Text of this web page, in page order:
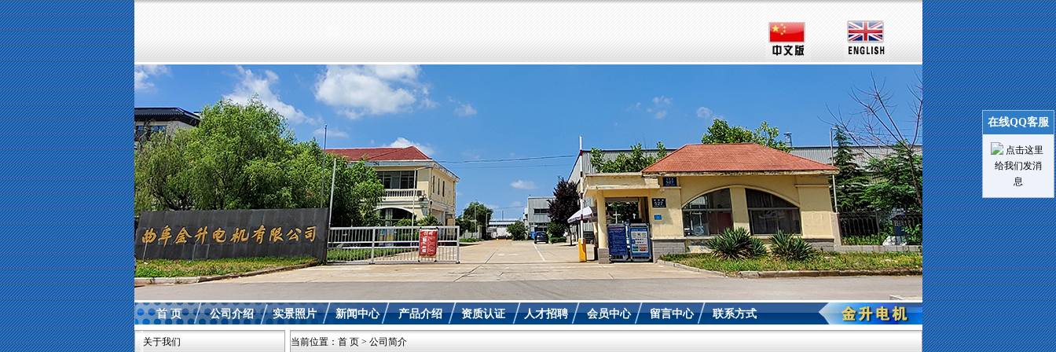
首 页 公司介绍 实景照片 新闻中心 产品介绍 资质认证 人才招聘 会员中心 留言中心 联系方式
关于我们 当前位置： 首 页> 公司简介
在线QQ客服